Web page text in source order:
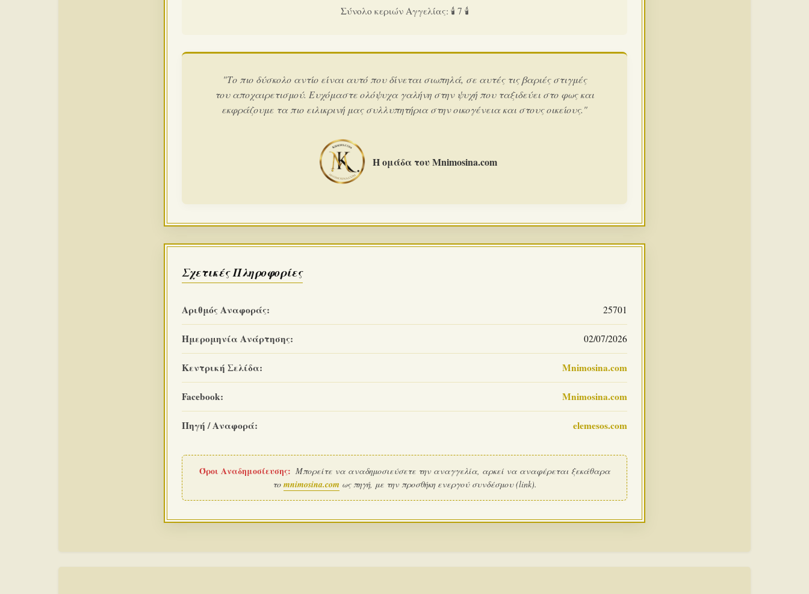
Σύνολο κεριών Αγγελίας: 🕯️ 7 🕯️
"Το πιο δύσκολο αντίο είναι αυτό που δίνεται σιωπηλά, σε αυτές τις βαριές στιγμές
του αποχαιρετισμού. Ευχόμαστε ολόψυχα γαλήνη στην ψυχή που ταξιδεύει στο φως και
εκφράζουμε τα πιο ειλικρινή μας συλλυπητήρια στην οικογένεια και στους οικείους."
Η ομάδα του Mnimosina.com
Σχετικές Πληροφορίες
Αριθμός Αναφοράς: 25701
Ημερομηνία Ανάρτησης: 02/07/2026
Κεντρική Σελίδα: Mnimosina.com
Facebook: Mnimosina.com
Πηγή / Αναφορά: elemesos.com
Όροι Αναδημοσίευσης: Μπορείτε να αναδημοσιεύσετε την αναγγελία, αρκεί να αναφέρεται ξεκάθαρα
το mnimosina.com ως πηγή, με την προσθήκη ενεργού συνδέσμου (link).